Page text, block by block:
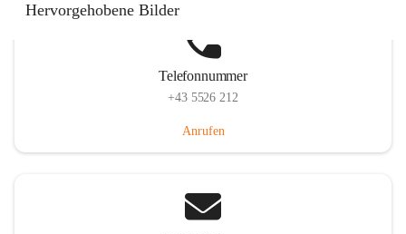
Hervorgehobene Bilder
Telefonnummer
+43 5526 212
Anrufen